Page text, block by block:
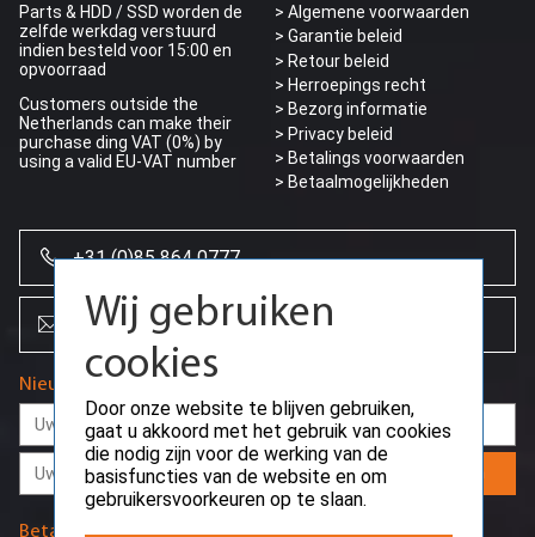
Parts & HDD / SSD worden de
zelfde werkdag verstuurd
indien besteld voor 15:00 en
opvoorraad
Customers outside the
Netherlands can make their
purchase ding VAT (0%) by
using a valid EU-VAT number
> Algemene voorwaarden
> Garantie beleid
> Retour beleid
> Herroepings recht
> Bezorg informatie
> Privacy beleid
> Betalings voorwaarden
> Betaalmogelijkheden
+31 (0)85 864 0777
info@creoserver.com
Nieuwsbrief
Betaalmethodes
Wij gebruiken
cookies
Door onze website te blijven gebruiken,
gaat u akkoord met het gebruik van cookies
die nodig zijn voor de werking van de
basisfuncties van de website en om
gebruikersvoorkeuren op te slaan.